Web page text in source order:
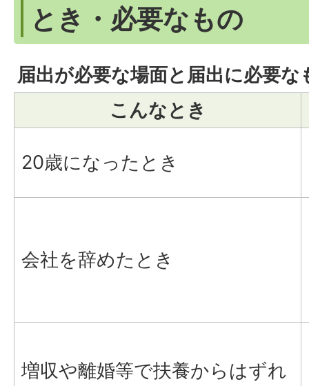
とき・必要なもの
届出が必要な場面と届出に必要な
こんなとき
20歳になったとき
会社を辞めたとき
増収や離婚等で扶養からはずれ